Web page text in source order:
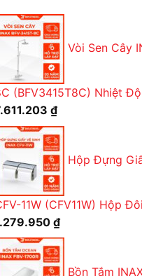
Vòi Sen Cây
(BFV3415T8C) Nhiệt Độ
13.912.364 ₫.
₫Giá
hiện
tại
là:
7.611.203 ₫.
Hộp Đựng
11W (CFV11W) Hộp Đôi
₫Giá
hiện
tại
Bồn Tắm